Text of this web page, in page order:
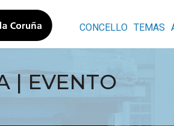
CONCELLO TEMAS
| EVENTO